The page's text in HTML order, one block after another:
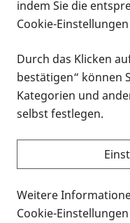
Infomaterial
Vorlesen
Alle
Formaten an
Sie möchten
suchen und dieses
können? Schauen
Thema Infomaterial
für blinde und
indem Sie die
Cookie-
Durch das Klicken
bestätigen“ können
Kategorien und
selbst festlegen.
Weitere
Cookie-